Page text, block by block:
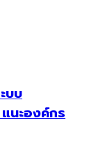
บบ
นะองค์กร